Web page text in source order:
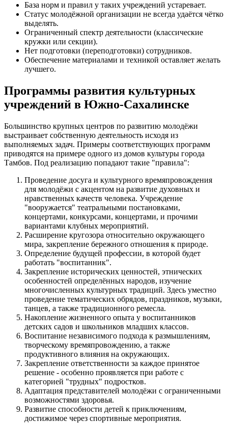
База норм и правил у таких учреждений устаревает.
Статус молодёжной организации не всегда удаётся чётко
выделять.
Ограниченный спектр деятельности (классические
кружки или секции).
Нет подготовки (переподготовки) сотрудников.
Обеспечение материалами и техникой оставляет желать
лучшего.
Программы развития культурных
учреждений в Южно-Сахалинске
Большинство крупных центров по развитию молодёжи
выстраивает собственную деятельность исходя из
выполняемых задач. Примеры соответствующих программ
приводятся на примере одного из домов культуры города
Тамбов. Под реализацию попадают такие "правила":
Проведение досуга и культурного времяпровождения
для молодёжи с акцентом на развитие духовных и
нравственных качеств человека. Учреждение
"вооружается" театральными постановками,
концертами, конкурсами, концертами, и прочими
вариантами клубных мероприятий.
Расширение кругозора относительно окружающего
мира, закрепление бережного отношения к природе.
Определение будущей профессии, в которой будет
работать "воспитанник".
Закрепление исторических ценностей, этнических
особенностей определённых народов, изучение
многочисленных культурных традиций. Здесь уместно
проведение тематических обрядов, праздников, музыки,
танцев, а также традиционного ремесла.
Накопление жизненного опыта у воспитанников
детских садов и школьников младших классов.
Воспитание независимого подхода к размышлениям,
творческому времяпровождению, а также
продуктивного влияния на окружающих.
Закрепление ответственности за каждое принятое
решение - особенно проявляется при работе с
категорией "трудных" подростков.
Адаптация представителей молодёжи с ограниченными
возможностями здоровья.
Развитие способности детей к приключениям,
достижимое через спортивные мероприятия.